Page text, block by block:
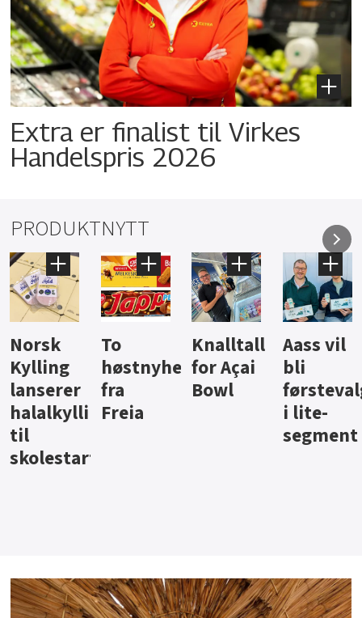
Extra er finalist til Virkes
Handelspris 2026
PRODUKTNYTT
Knalltall
for Açai
Bowl
Aass vil
bli
førstevalg
i lite-
Brus og
jus fra
Berentsen
Hard
iste fra
Hansa